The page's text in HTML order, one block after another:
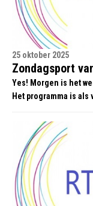
25 oktober 2025
Zondagsport
Yes! Morgen is het
Het programma is als